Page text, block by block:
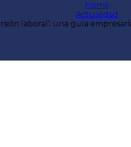
Home
Actualidad
laboral’: una guía